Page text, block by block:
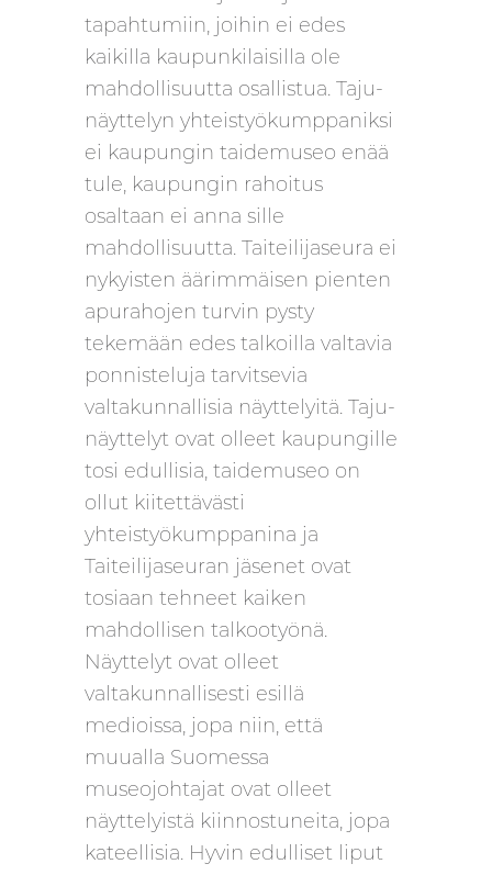
tapahtumiin, joihin ei edes
kaikilla kaupunkilaisilla ole
mahdollisuutta osallistua. Taju-
näyttelyn yhteistyökumppaniksi
ei kaupungin taidemuseo enää
tule, kaupungin rahoitus
osaltaan ei anna sille
mahdollisuutta. Taiteilijaseura ei
nykyisten äärimmäisen pienten
apurahojen turvin pysty
tekemään edes talkoilla valtavia
ponnisteluja tarvitsevia
valtakunnallisia näyttelyitä. Taju-
näyttelyt ovat olleet kaupungille
tosi edullisia, taidemuseo on
ollut kiitettävästi
yhteistyökumppanina ja
Taiteilijaseuran jäsenet ovat
tosiaan tehneet kaiken
mahdollisen talkootyönä.
Näyttelyt ovat olleet
valtakunnallisesti esillä
medioissa, jopa niin, että
muualla Suomessa
museojohtajat ovat olleet
näyttelyistä kiinnostuneita, jopa
kateellisia. Hyvin edulliset liput